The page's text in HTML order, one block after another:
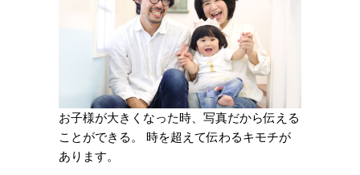
お子様が大きくなった時、写真だから伝える
ことができる。 時を超えて伝わるキモチが
あります。